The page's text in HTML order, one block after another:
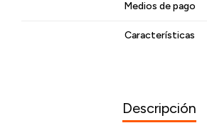
Medios de pago
Características
Descripción